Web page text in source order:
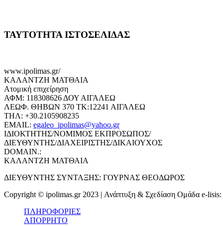
ΤΑΥΤΟΤΗΤΑ ΙΣΤΟΣΕΛΙΔΑΣ
www.ipolimas.gr/
ΚΑΛΑΝΤΖΗ ΜΑΤΘΑΙΑ
Ατομική επιχείρηση
ΑΦΜ: 118308626 ΔΟΥ ΑΙΓΑΛΕΩ
ΛΕΩΦ. ΘΗΒΩΝ 370 ΤΚ:12241 ΑΙΓΑΛΕΩ
ΤΗΛ: +30.2105908235
EMAIL: egaleo_ipolimas@yahoo.gr
ΙΔΙΟΚΤΗΤΗΣ/ΝΟΜΙΜΟΣ ΕΚΠΡΟΣΩΠΟΣ/
ΔΙΕΥΘΥΝΤΗΣ/ΔΙΑΧΕΙΡΙΣΤΗΣ/ΔΙΚΑΙΟΥΧΟΣ
DOMAIN.:
ΚΑΛΑΝΤΖΗ ΜΑΤΘΑΙΑ
ΔΙΕΥΘΥΝΤΗΣ ΣΥΝΤΑΞΗΣ: ΓΟΥΡΝΑΣ ΘΕΟΔΩΡΟΣ
Copyright © ipolimas.gr 2023 | Ανάπτυξη & Σχεδίαση Ομάδα e-lisis:
ΠΛΗΡΟΦΟΡΙΕΣ
ΑΠΟΡΡΗΤΟ